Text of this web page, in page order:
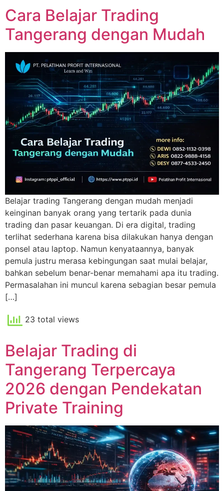
Cara Belajar Trading
Tangerang dengan Mudah
Belajar trading Tangerang dengan mudah menjadi
keinginan banyak orang yang tertarik pada dunia
trading dan pasar keuangan. Di era digital, trading
terlihat sederhana karena bisa dilakukan hanya dengan
ponsel atau laptop. Namun kenyataannya, banyak
pemula justru merasa kebingungan saat mulai belajar,
bahkan sebelum benar-benar memahami apa itu trading.
Permasalahan ini muncul karena sebagian besar pemula
[…]
23 total views
Belajar Trading di
Tangerang Terpercaya
2026 dengan Pendekatan
Private Training